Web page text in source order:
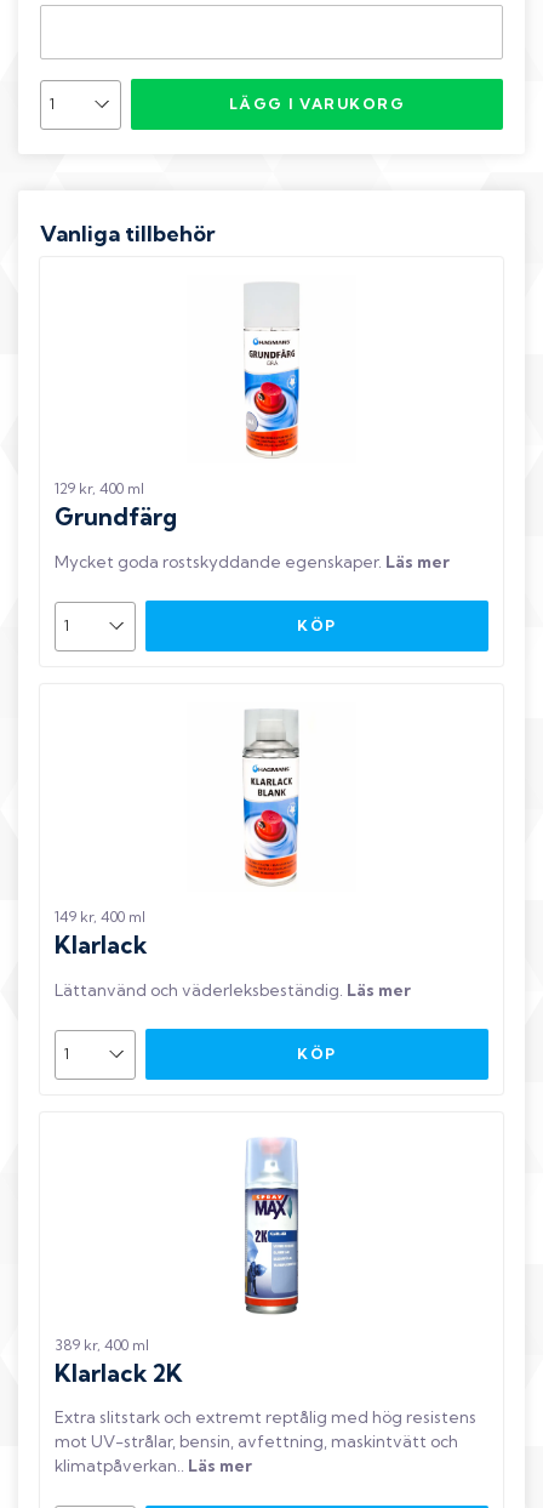
LÄGG I VARUKORG
Vanliga tillbehör
129 kr, 400 ml
Grundfärg
Mycket goda rostskyddande egenskaper. Läs mer
KÖP
149 kr, 400 ml
Klarlack
Lättanvänd och väderleksbeständig Läs mer
KÖP
389 kr, 400 ml
Klarlack 2K
Extra slitstark och extremt reptålig med hög resistens
mot UV-strålar, bensin, avfettning, maskintvätt och
klimatpåverkan.. Läs mer